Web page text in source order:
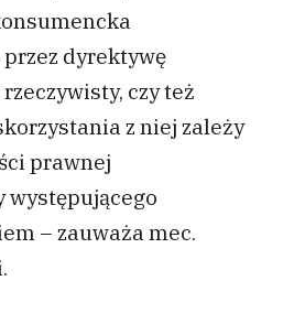
dyrektywę
czy też
z niej zależy
prawnej
– zauważa mec.